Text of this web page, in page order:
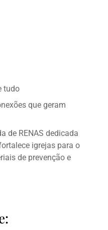
tudo
que geram
de RENAS dedicada
igrejas para o
de prevenção e